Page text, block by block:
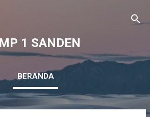
1 SANDEN
BERANDA